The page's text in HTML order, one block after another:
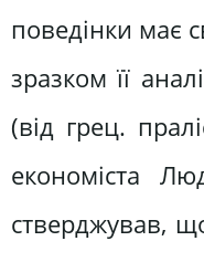
поведінки має
зразком її
(від грец.
економіста
стверджував,